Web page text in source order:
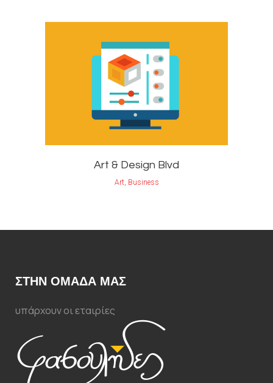
Art & Design Blvd
Art, Business
ΣΤΗΝ ΟΜΑΔΑ ΜΑΣ
υπάρχουν οι εταιρίες